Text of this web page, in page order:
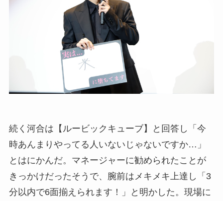
続く河合は【ルービックキューブ】と回答し「今
時あんまりやってる人いないじゃないですか…」
とはにかんだ。マネージャーに勧められたことが
きっかけだったそうで、腕前はメキメキ上達し「3
分以内で6面揃えられます！」と明かした。現場に